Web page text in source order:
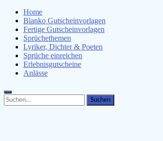
Home
Blanko Gutscheinvorlagen
Fertige Gutscheinvorlagen
Sprüchethemen
Lyriker, Dichter & Poeten
Sprüche einreichen
Erlebnisgutscheine
Anlässe
Search
for:
Search